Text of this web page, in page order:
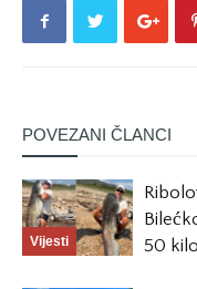
POVEZANI ČLANCI
Vijesti
50